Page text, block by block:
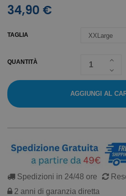
34,90 €
TAGLIA
QUANTITÀ
AGGIUNGI AL
Spedizioni in 24/48 ore
2 anni di garanzia diretta